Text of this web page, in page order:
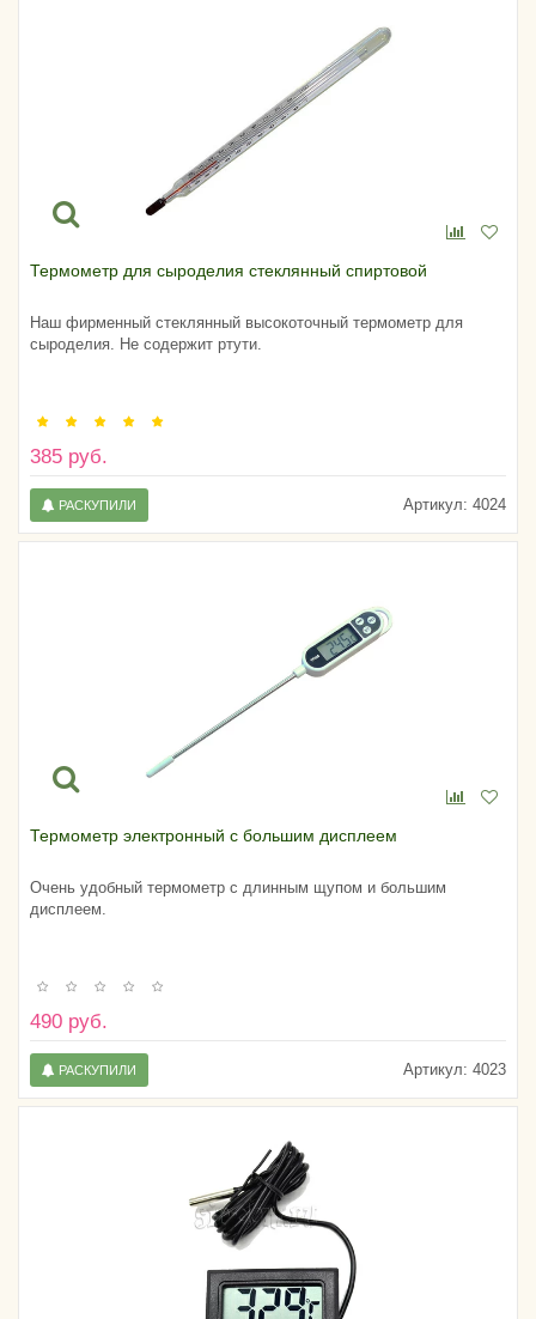
Термометр для сыроделия стеклянный спиртовой
Наш фирменный стеклянный высокоточный термометр для
сыроделия. Не содержит ртути.
385 руб.
Артикул: 4024
РАСКУПИЛИ
Термометр электронный с большим дисплеем
Очень удобный термометр с длинным щупом и большим
дисплеем.
490 руб.
Артикул: 4023
РАСКУПИЛИ